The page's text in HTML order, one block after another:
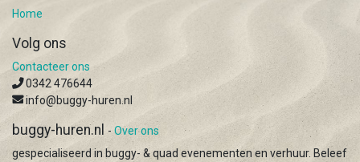
Home
Volg ons
Contacteer ons
0342 476644
info@buggy-huren.nl
buggy-huren.nl - Over ons
gespecialiseerd in buggy- & quad evenementen en verhuur. Beleef